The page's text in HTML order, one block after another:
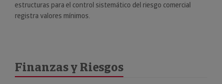
estructuras para el control sistemático del riesgo comercial
registra valores mínimos.
Finanzas y Riesgos